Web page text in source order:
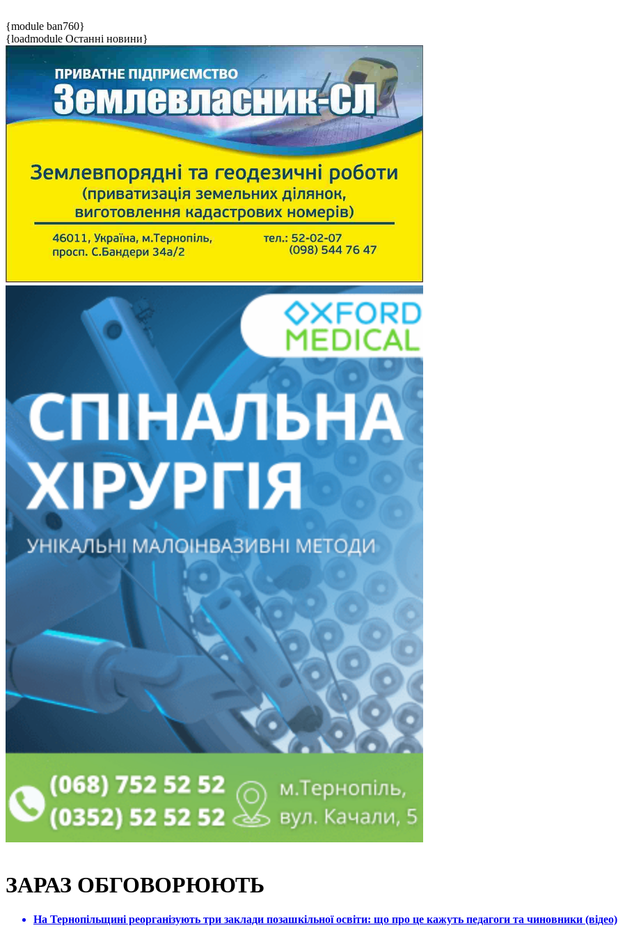
{module ban760}
{loadmodule Останні новини}
ЗАРАЗ ОБГОВОРЮЮТЬ
На Тернопільщині реорганізують три заклади позашкільної освіти: що про це кажуть педагоги та чиновники (відео)